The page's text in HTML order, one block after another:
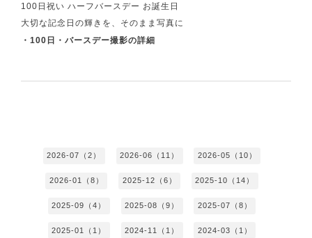
100日祝い ハーフバースデー お誕生日
大切な記念日の輝きを、そのまま写真に
・100日・バースデー撮影の詳細
2026-07（2） 2026-06（11） 2026-05（10）
2026-01（8） 2025-12（6） 2025-10（14）
2025-09（4） 2025-08（9） 2025-07（8）
2025-01（1） 2024-11（1） 2024-03（1）